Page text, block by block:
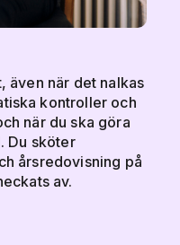
även när det nalkas
kontroller och
när du ska göra
Du sköter
årsredovisning på
av.